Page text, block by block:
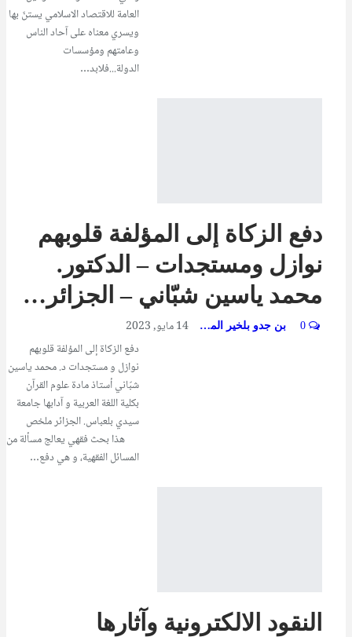
العامة للاقتصاد الاسلامي يستنّ بها
ويسري معناه على آحاد الناس
وعامتهم ومؤسسات
الدولة...فلابد…
دفع الزكاة إلى المؤلفة قلوبهم
نوازل ومستجدات – الدكتور.
محمد ياسين شبّاني – الجزائر…
بن جدو بلخير المشرف العام 14 مايو, 2023
دفع الزكاة إلى المؤلفة قلوبهم
نوازل و مستجدات د. محمد ياسين
شبّاني أستاذ مادة علوم القرآن
بكلية اللغة العربية و آدابها جامعة
سيدي بلعباس. الجزائر ملخص
هذا بحث فقهي يعالج مسألة من
المسائل الفقهية، و هي دفع…
النقود الالكترونية وآثارها